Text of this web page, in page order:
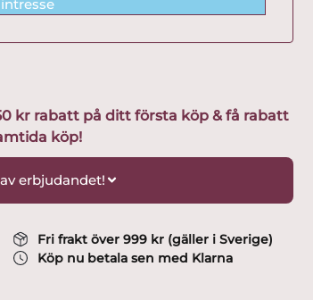
kr rabatt på ditt första köp & få rabatt
köp!
erbjudandet!
Fri frakt över 999 kr (gäller i Sverige)
Köp nu betala sen med Klarna